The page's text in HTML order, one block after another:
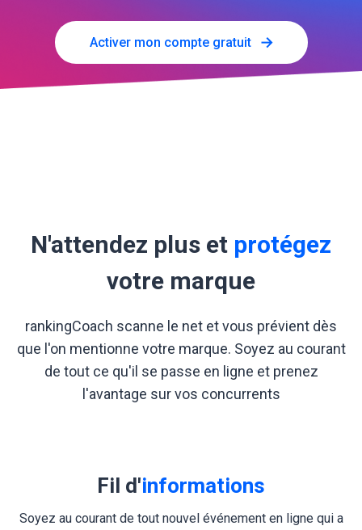
Activer mon compte gratuit
N'attendez plus et protégez
votre marque
rankingCoach scanne le net et vous prévient dès
que l'on mentionne votre marque. Soyez au courant
de tout ce qu'il se passe en ligne et prenez
l'avantage sur vos concurrents
Fil d'informations
Soyez au courant de tout nouvel événement en ligne qui a